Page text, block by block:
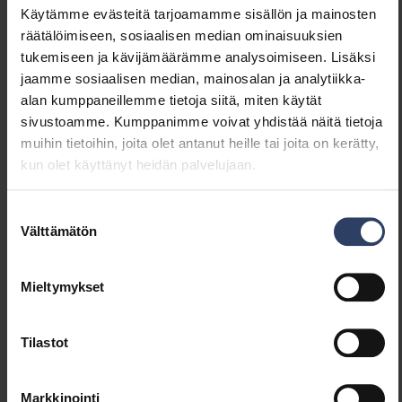
Käytämme evästeitä tarjoamamme sisällön ja mainosten
räätälöimiseen, sosiaalisen median ominaisuuksien
tukemiseen ja kävijämäärämme analysoimiseen. Lisäksi
jaamme sosiaalisen median, mainosalan ja analytiikka-
alan kumppaneillemme tietoja siitä, miten käytät
sivustoamme. Kumppanimme voivat yhdistää näitä tietoja
muihin tietoihin, joita olet antanut heille tai joita on kerätty,
kun olet käyttänyt heidän palvelujaan.
valinta
Välttämätön
Mieltymykset
Tilastot
Markkinointi
Asennus
Johtimien määrä
2
Nimellispoikkipinta-ala
(mm²)
0.3 mm²
Mitat
Korkeus/syvyys (mm)
Tukee ZigBee protokollaa